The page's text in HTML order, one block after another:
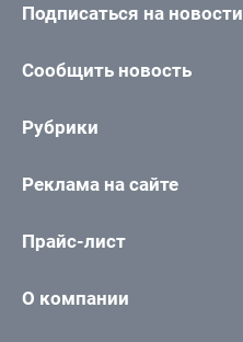
Подписаться на новости
Сообщить новость
Рубрики
Реклама на сайте
Прайс-лист
О компании